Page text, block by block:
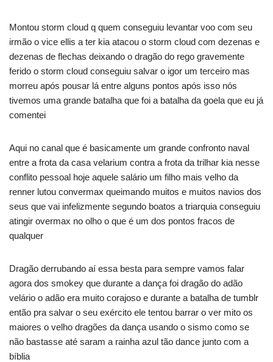
Montou storm cloud q quem conseguiu levantar voo com seu
irmão o vice ellis a ter kia atacou o storm cloud com dezenas e
dezenas de flechas deixando o dragão do rego gravemente
ferido o storm cloud conseguiu salvar o igor um terceiro mas
morreu após pousar lá entre alguns pontos após isso nós
tivemos uma grande batalha que foi a batalha da goela que eu já
comentei
Aqui no canal que é basicamente um grande confronto naval
entre a frota da casa velarium contra a frota da trilhar kia nesse
conflito pessoal hoje aquele salário um filho mais velho da
renner lutou convermax queimando muitos e muitos navios dos
seus que vai infelizmente segundo boatos a triarquia conseguiu
atingir overmax no olho o que é um dos pontos fracos de
qualquer
Dragão derrubando aí essa besta para sempre vamos falar
agora dos smokey que durante a dança foi dragão do adão
velário o adão era muito corajoso e durante a batalha de tumblr
então pra salvar o seu exército ele tentou barrar o ver mito os
maiores o velho dragões da dança usando o sismo como se
não bastasse até saram a rainha azul tão dance junto com a
bíblia